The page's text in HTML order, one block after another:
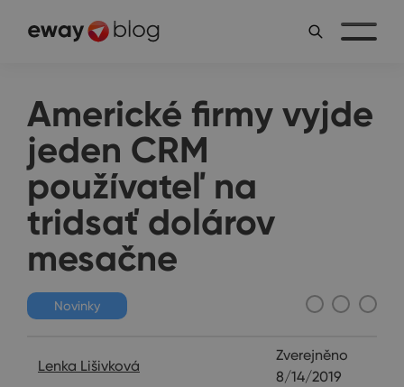
Americké firmy vyjde
jeden CRM
používateľ na
tridsať dolárov
mesačne
Novinky
Lenka Lišivková
Zverejněno
8/14/2019